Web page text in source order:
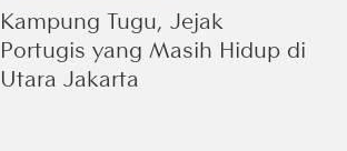
Kampung Tugu, Jejak
Portugis yang Masih Hidup di
Utara Jakarta